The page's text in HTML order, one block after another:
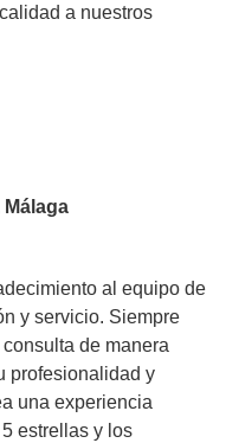
a nuestros
al equipo de
y servicio. Siempre
de manera
profesionalidad y
una experiencia
estrellas y los